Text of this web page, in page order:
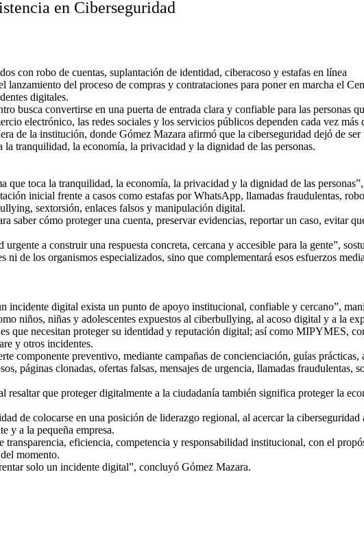
en Ciberseguridad
con robo de cuentas, suplantación de identidad, ciberacoso y estafas en línea
del proceso de compras y contrataciones para poner en marcha el
digitales.
convertirse en una puerta de entrada clara y confiable para las personas
electrónico, las redes sociales y los servicios públicos dependen cada vez más
de la institución, donde Gómez Mazara afirmó que la ciberseguridad dejó de ser
tranquilidad, la economía, la privacidad y la dignidad de las personas.
toca la tranquilidad, la economía, la privacidad y la dignidad de las
inicial frente a casos como estafas por WhatsApp, llamadas fraudulentas,
sextorsión, enlaces falsos y manipulación digital.
cómo proteger una cuenta, preservar evidencias, reportar un caso, evitar
a construir una respuesta concreta, cercana y accesible para la gente”,
de los organismos especializados, sino que complementará esos esfuerzos
incidente digital exista un punto de apoyo institucional, confiable y cercano”,
niños, niñas y adolescentes expuestos al ciberbullying, al acoso digital y a la
que necesitan proteger su identidad y reputación digital; así como MIPYMES,
y otros incidentes.
componente preventivo, mediante campañas de concienciación, guías prácticas,
páginas clonadas, ofertas falsas, mensajes de urgencia, llamadas fraudulentas,
que proteger digitalmente a la ciudadanía también significa proteger la
de colocarse en una posición de liderazgo regional, al acercar la ciberseguridad
y a la pequeña empresa.
eficiencia, competencia y responsabilidad institucional, con el
momento.
solo un incidente digital”, concluyó Gómez Mazara.